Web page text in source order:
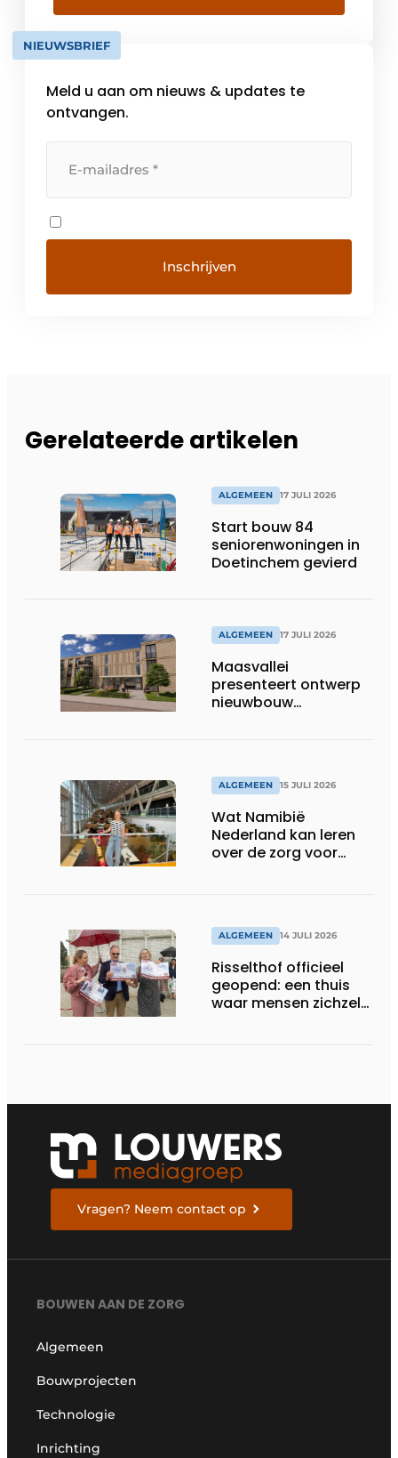
te zijn. De geschiedenis en continuïteit van
een merk worden steeds […]
NIEUWSBRIEF
Meld u aan om nieuws & updates te
ontvangen.
Gerelateerde artikelen
ALGEMEEN 17 JULI 2026
Start bouw 84
seniorenwoningen in
Doetinchem gevierd
ALGEMEEN 17 JULI 2026
Maasvallei
presenteert ontwerp
nieuwbouw
ALGEMEEN 15 JULI 2026
Wat Namibië
Nederland kan leren
over de zorg voor
ALGEMEEN 14 JULI 2026
Risselthof officieel
geopend: een thuis
waar mensen zichzelf
Vragen? Neem contact op
BOUWEN AAN DE ZORG
Algemeen
Bouwprojecten
Technologie
Inrichting